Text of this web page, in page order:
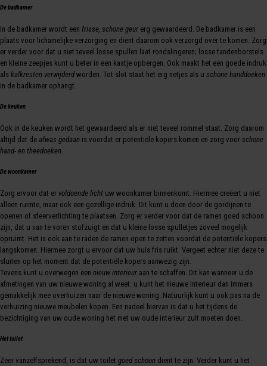
De badkamer
In de badkamer wordt een frisse, schone geur erg gewaardeerd. De badkamer is een
plaats voor lichamelijke verzorging en dient daarom ook verzorgd over te komen. Zorg
er verder voor dat u niet teveel losse spullen laat rondslingeren; losse tandenborstels
en kleine zeepjes kunt u beter in een kastje opbergen. Ook maakt het een goede indruk
als kalkresten verwijderd worden. Tot slot staat het erg netjes als u schone handdoeken
in de badkamer ophangt.
De keuken
Ook in de keuken wordt het gewaardeerd als er niet teveel rommel staat. Zorg daarom
altijd dat de afwas gedaan is voordat er potentiële kopers komen en zorg voor schone
hand- en theedoeken
De woonkamer
Zorg ervoor dat er voldoende licht uw woonkamer binnenkomt. Hiermee creëert u niet
alleen ruimte, maar ook een gezellige indruk. Dit kunt u doen door de gordijnen te
openen of sfeerverlichting te plaatsen. Zorg er verder voor dat de ramen goed schoon
zijn, dat u van te voren stofzuigt en dat u kleine losse spulletjes zoveel mogelijk
opruimt. Het is ook aan te raden de ramen open te zetten voordat de potentiële kopers
langskomen. Hiermee zorgt u ervoor dat uw huis fris ruikt. Vergeet echter niet deze te
sluiten op het moment dat de potentiële kopers aanwezig zijn.
Tevens kunt u overwegen een nieuw interieur aan te schaffen. Dit kan wanneer u de
afmetingen van uw nieuwe woning al weet: u kunt het nieuwe interieur dan immers
gemakkelijk mee overhuizen naar de nieuwe woning. Natuurlijk kunt u ook pas na de
verhuizing nieuwe meubelen kopen. Een nadeel hiervan is dat u het tijdens de
bezichtiging van uw oude woning het met uw oude interieur zult moeten doen.
Het toilet
Zeer vanzelfsprekend, is dat uw toilet goed schoon dient te zijn. Verder kunt u het